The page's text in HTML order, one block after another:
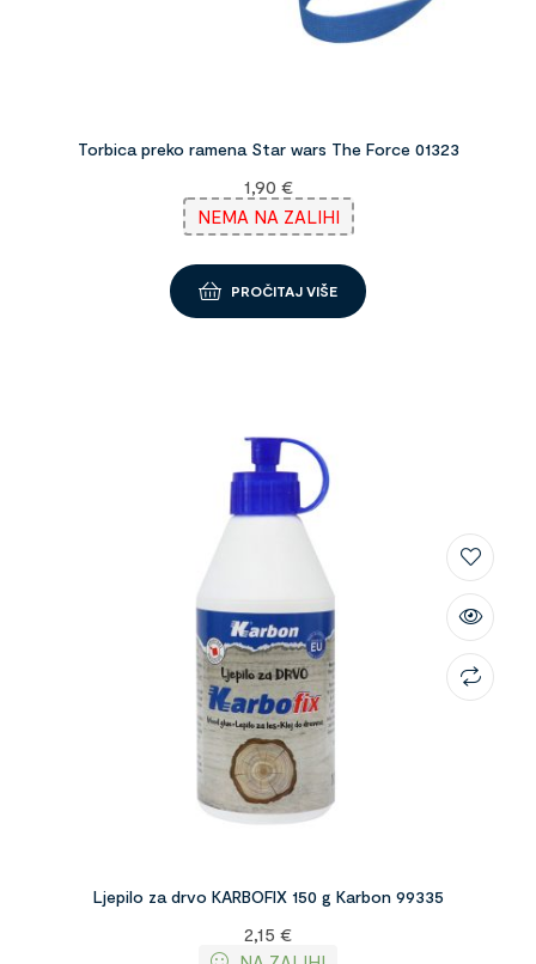
Torbica preko ramena Star wars The Force 01323
1,90 €
NEMA NA ZALIHI
PROČITAJ VIŠE
Ljepilo za drvo KARBOFIX 150 g Karbon 99335
2,15 €